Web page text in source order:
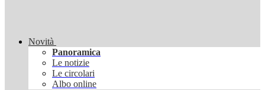
Novità
Panoramica
Le notizie
Le circolari
Albo online